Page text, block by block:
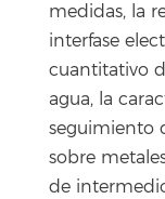
medidas, la
interfase
cuantitativo
agua, la
seguimiento
sobre
de